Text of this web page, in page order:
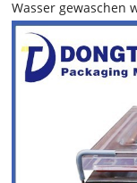
Wasser gewaschen